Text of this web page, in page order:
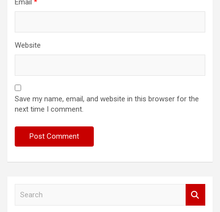
Email *
Website
Save my name, email, and website in this browser for the
next time I comment.